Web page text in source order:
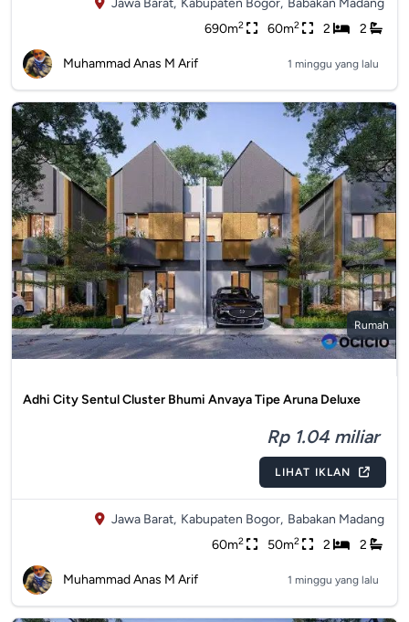
Jawa Barat, Kabupaten Bogor, Babakan Madang
690m2 60m2 2 2
Muhammad Anas M Arif 1 minggu yang lalu
Rumah
Adhi City Sentul Cluster Bhumi Anvaya Tipe Aruna Deluxe
Rp 1.04 miliar
LIHAT IKLAN
Jawa Barat, Kabupaten Bogor, Babakan Madang
60m2 50m2 2 2
Muhammad Anas M Arif 1 minggu yang lalu